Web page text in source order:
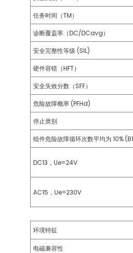
任务时间（TM）
诊断覆盖率（DC/DCavg）
安全完整性等级 (SIL)
硬件容错（HFT）
安全失效分数（SFF）
危险故障概率 (PFHd)
停止类别
组件危险故障循环次数平均为 10%
DC13，Ue=24V
AC15，Ue=230V
环境特征
电磁兼容性